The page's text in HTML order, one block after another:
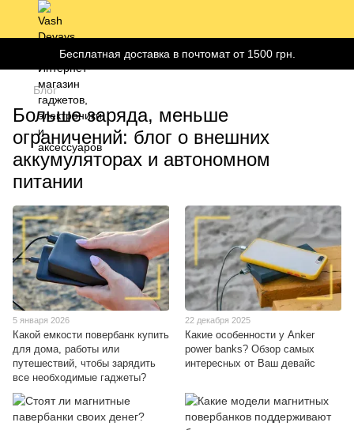
Бесплатная доставка в почтомат от 1500 грн.
Блог
Больше заряда, меньше
ограничений: блог о внешних
аккумуляторах и автономном
питании
5 января 2026
Какой емкости повербанк купить
для дома, работы или
путешествий, чтобы зарядить
все необходимые гаджеты?
22 декабря 2025
Какие особенности у Anker
power banks? Обзор самых
интересных от Ваш девайс